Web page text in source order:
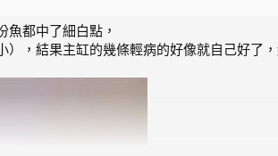
都中了細白點，
，結果主缸的幾條輕病的好像就自己好了